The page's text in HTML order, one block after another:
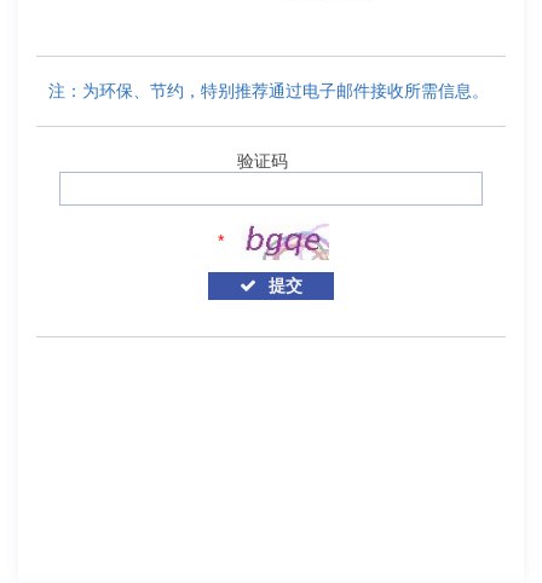
注：为环保、节约，特别推荐通过电子邮件接收所需信息。
验证码
*
提交